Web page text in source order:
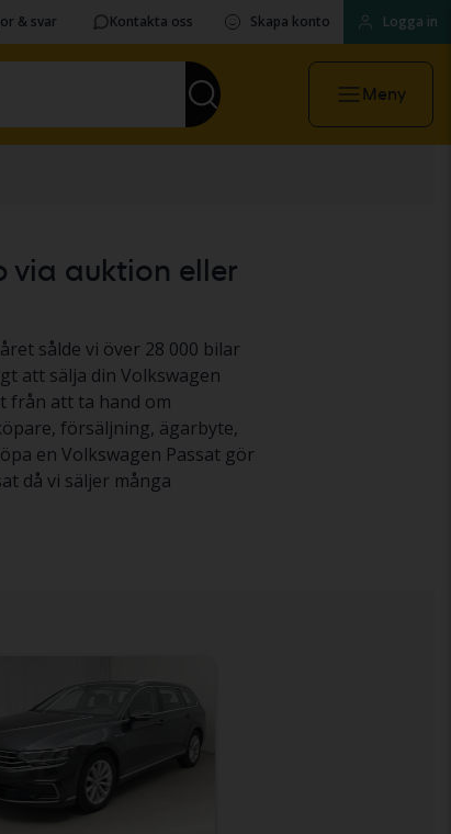
& svar Kontakta oss Skapa konto Logga in
Meny
via auktion eller
sålde vi över 28 000 bilar
att sälja din Volkswagen
från att ta hand om
försäljning, ägarbyte,
en Volkswagen Passat gör
då vi säljer många